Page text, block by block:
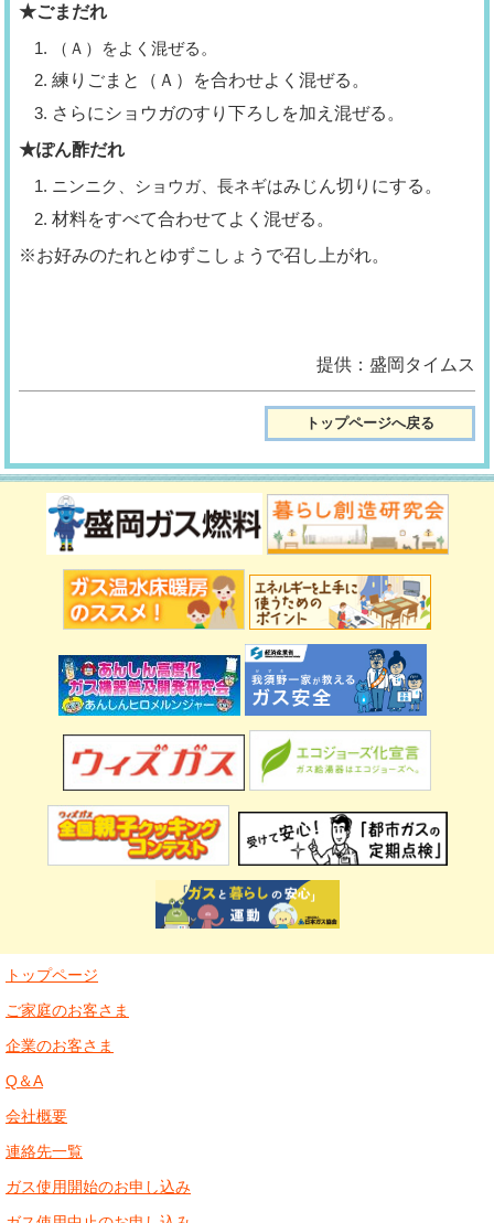
★ごまだれ
（Ａ）をよく混ぜる。
練りごまと（Ａ）を合わせよく 混ぜる。
さらにショウガのすり下ろしを加え混ぜる。
★ぽん酢だれ
ニンニク、ショウガ、長ネギはみじん切りにする。
材料をすべて合わせてよく混ぜる。
※お好みのたれとゆずこしょうで召し上がれ。
提供：盛岡タイムス
トップページへ戻る
トップページ
ご家庭のお客さま
企業のお客さま
Q＆A
会社概要
連絡先一覧
ガス使用開始のお申し込み